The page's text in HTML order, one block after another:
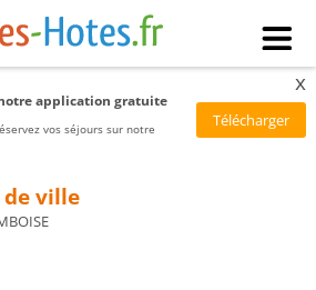
application gratuite
vos séjours sur notre
x
de ville